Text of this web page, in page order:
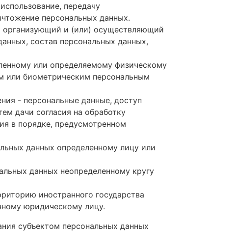
передачу
персональных данных.
и (или) осуществляющий
состав персональных данных,
или определяемому физическому
или биометрическим персональным
- персональные данные, доступ
дачи согласия на обработку
в порядке, предусмотренном
данных определенному лицу или
данных неопределенному кругу
иностранного государства
юридическому лицу.
субъектом персональных данных